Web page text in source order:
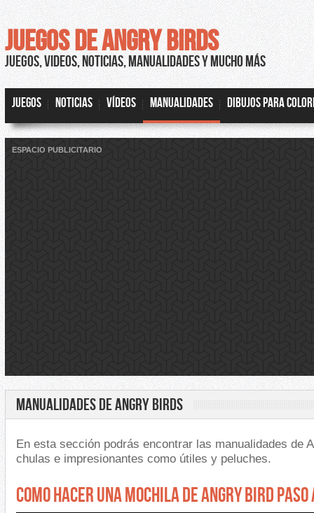
JUEGOS DE ANGRY BIRDS
JUEGOS, VIDEOS, NOTICIAS, MANUALIDADES Y MUCHO MÁS
JUEGOS NOTICIAS VÍDEOS MANUALIDADES DIBUJOS PARA
ESPACIO PUBLICITARIO
MANUALIDADES DE ANGRY BIRDS
En esta sección podrás encontrar las manualidades de
chulas e impresionantes como útiles y peluches.
COMO HACER UNA MOCHILA DE ANGRY BIRD PASO